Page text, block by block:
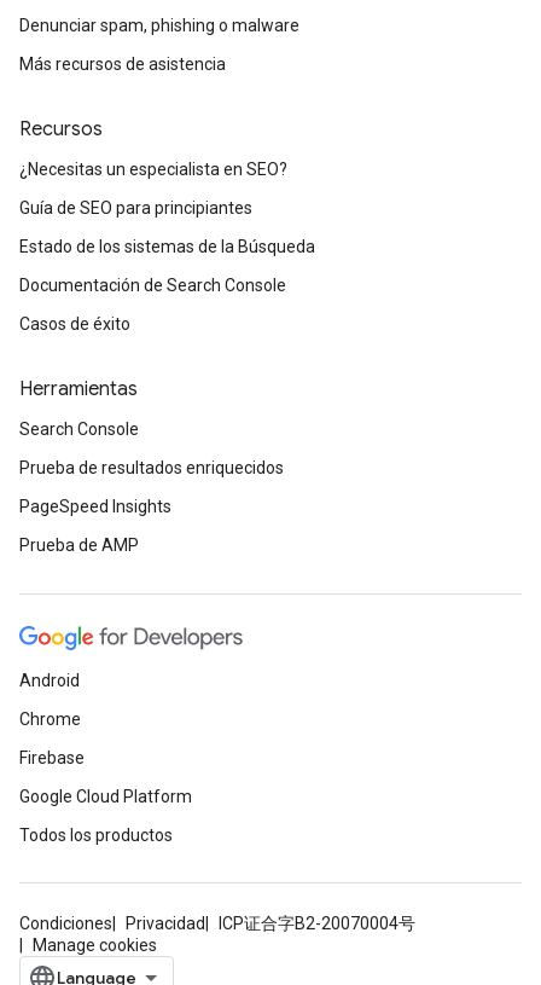
Denunciar spam, phishing o malware
Más recursos de asistencia
Recursos
¿Necesitas un especialista en SEO?
Guía de SEO para principiantes
Estado de los sistemas de la Búsqueda
Documentación de Search Console
Casos de éxito
Herramientas
Search Console
Prueba de resultados enriquecidos
PageSpeed Insights
Prueba de AMP
Android
Chrome
Firebase
Google Cloud Platform
Todos los productos
Condiciones Privacidad
ICP证合字B2-20070004号
Manage cookies